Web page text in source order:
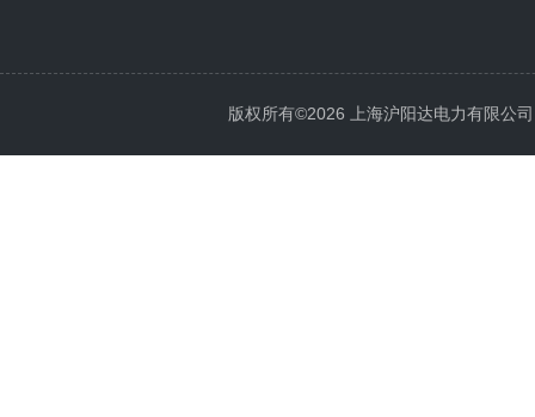
版权所有©2026 上海沪阳达电力有限公